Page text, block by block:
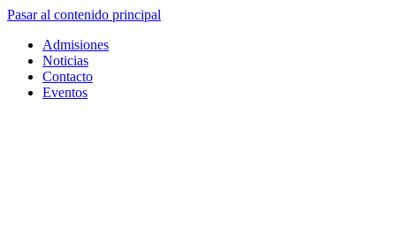
Pasar al contenido principal
Admisiones
Noticias
Contacto
Eventos